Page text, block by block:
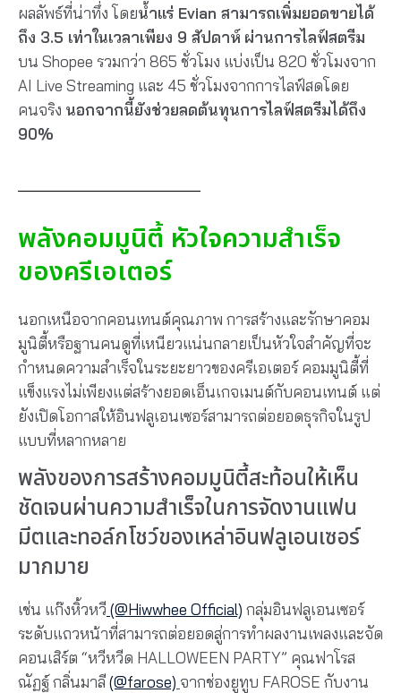
ผลลัพธ์ที่น่าทึ่ง โดยน้ำแร่ Evian สามารถเพิ่มยอดขายได้
ถึง 3.5 เท่าในเวลาเพียง 9 สัปดาห์ ผ่านการไลฟ์สตรีม
บน Shopee รวมกว่า 865 ชั่วโมง แบ่งเป็น 820 ชั่วโมงจาก
AI Live Streaming และ 45 ชั่วโมงจากการไลฟ์สดโดย
คนจริง นอกจากนี้ยังช่วยลดต้นทุนการไลฟ์สตรีมได้ถึง
90%
พลังคอมมูนิตี้ หัวใจความสำเร็จ
ของครีเอเตอร์
นอกเหนือจากคอนเทนต์คุณภาพ การสร้างและรักษาคอม
มูนิตี้หรือฐานคนดูที่เหนียวแน่นกลายเป็นหัวใจสำคัญที่จะ
กำหนดความสำเร็จในระยะยาวของครีเอเตอร์ คอมมูนิตี้ที่
แข็งแรงไม่เพียงแต่สร้างยอดเอ็นเกจเมนต์กับคอนเทนต์ แต่
ยังเปิดโอกาสให้อินฟลูเอนเซอร์สามารถต่อยอดธุรกิจในรูป
แบบที่หลากหลาย
พลังของการสร้างคอมมูนิตี้สะท้อนให้เห็น
ชัดเจนผ่านความสำเร็จในการจัดงานแฟน
มีตและทอล์กโชว์ของเหล่าอินฟลูเอนเซอร์
มากมาย
เช่น แก๊งหิ้วหวี (@Hiwwhee Official) กลุ่มอินฟลูเอนเซอร์
ระดับแถวหน้าที่สามารถต่อยอดสู่การทำผลงานเพลงและจัด
คอนเสิร์ต “หวีหวีด HALLOWEEN PARTY” คุณฟาโรส
ณัฏฐ์ กลิ่นมาลี(@farose) จากช่องยูทูบ FAROSE กับงาน